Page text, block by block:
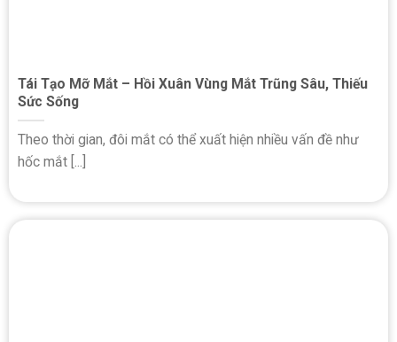
Tái Tạo Mỡ Mắt – Hồi Xuân Vùng Mắt Trũng Sâu, Thiếu
Sức Sống
Theo thời gian, đôi mắt có thể xuất hiện nhiều vấn đề như
hốc mắt [...]